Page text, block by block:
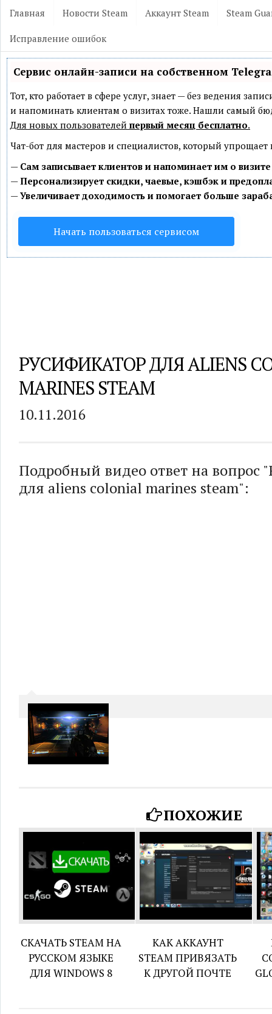
Главная Новости Steam Аккаунт Steam Steam
Исправление ошибок
Сервис онлайн-записи на собственном
Тот, кто работает в сфере услуг, знает — без ведения
и напоминать клиентам о визитах тоже. Нашли самый
Для новых пользователей первый месяц бесплатно.
Чат-бот для мастеров и специалистов, который
— Сам записывает клиентов и напоминает им о
—Персонализирует скидки, чаевые, кэшбэк и
—Увеличивает доходимость и помогает больше
Начать пользоваться сервисом
РУСИФИКАТОР ДЛЯ ALIENS
MARINES STEAM
10.11.2016
Подробный видео ответ на вопрос
для aliens colonial marines steam":
ПОХОЖИЕ
СКАЧАТЬ STEAM НА
РУССКОМ ЯЗЫКЕ
ДЛЯ WINDOWS 8
КАК АККАУНТ
STEAM ПРИВЯЗАТЬ
К ДРУГОЙ ПОЧТЕ